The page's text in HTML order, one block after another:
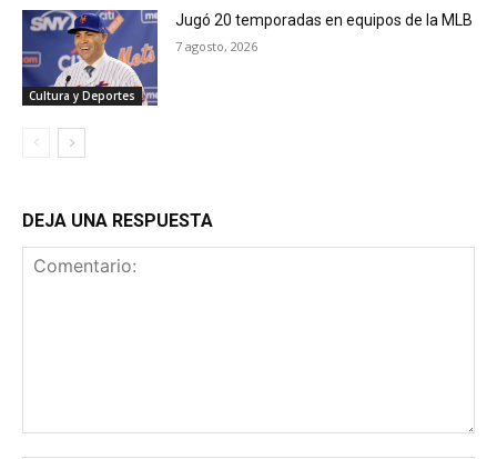
Cultura y Deportes
Jugó 20 temporadas en equipos de la MLB
7 agosto, 2026
DEJA UNA RESPUESTA